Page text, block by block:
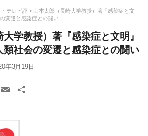
・テレビ評 > 山本太郎（長崎大学教授）著『感染症と文
変遷と感染症との闘い
学教授）著『感染症と文明』
社会の変遷と感染症との闘い
年3月19日
Email